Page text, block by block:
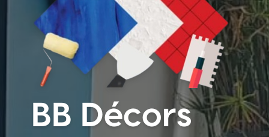
BB Décors